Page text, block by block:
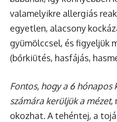
valamelyikre allergiás
egyetlen, alacsony
gyümölccsel, és figyeljük
(bőrkiütés, hasfájás,
Fontos, hogy a 6
számára kerüljük a mézet,
okozhat. A tehéntej, a